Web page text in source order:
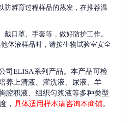
防孵育过程样品的蒸发，在推荐温
戴口罩、手套等，做好防护工作。
体液样品时，请按生物试验室安全
司ELISA系列产品。本产品可检
养上清液、灌洗液、尿液、羊
腔积液、组织匀浆液等多种类型
， 具体适用样本请咨询本商铺。